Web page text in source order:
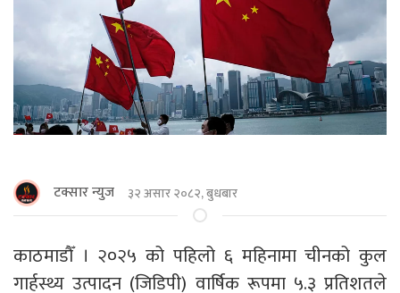
टक्सार न्युज ३२ असार २०८२, बुधबार
काठमाडाैँ । २०२५ को पहिलो ६ महिनामा चीनको कुल
गार्हस्थ्य उत्पादन (जिडिपी) वार्षिक रूपमा ५.३ प्रतिशतले